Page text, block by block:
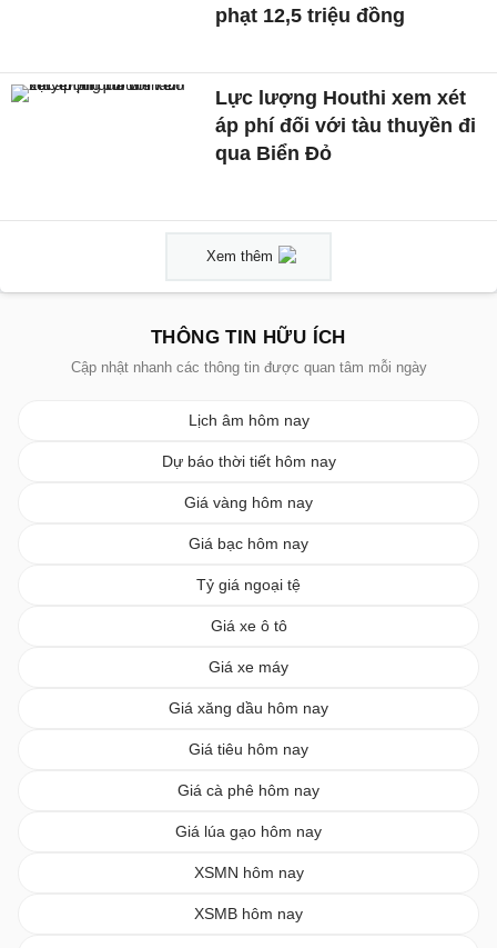
phạt 12,5 triệu đồng
Lực lượng Houthi xem xét
áp phí đối với tàu thuyền đi
qua Biển Đỏ
Xem thêm
THÔNG TIN HỮU ÍCH
Cập nhật nhanh các thông tin được quan tâm mỗi ngày
Lịch âm hôm nay
Dự báo thời tiết hôm nay
Giá vàng hôm nay
Giá bạc hôm nay
Tỷ giá ngoại tệ
Giá xe ô tô
Giá xe máy
Giá xăng dầu hôm nay
Giá tiêu hôm nay
Giá cà phê hôm nay
Giá lúa gạo hôm nay
XSMN hôm nay
XSMB hôm nay